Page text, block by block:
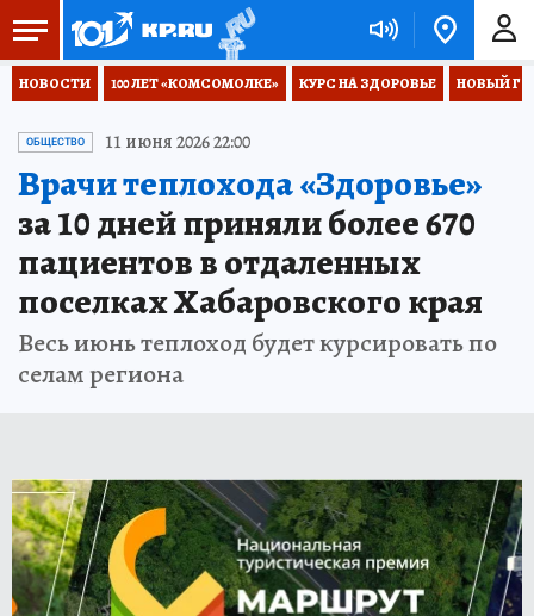
НОВОСТИ 100 ЛЕТ «КОМСОМОЛКЕ» КУРС НА ЗДОРОВЬЕ НОВЫЙ
ОБЩЕСТВО 11 июня 2026 22:00
Врачи теплохода «Здоровье»
за 10 дней приняли более 670
пациентов в отдаленных
поселках Хабаровского края
Весь июнь теплоход будет курсировать по
селам региона